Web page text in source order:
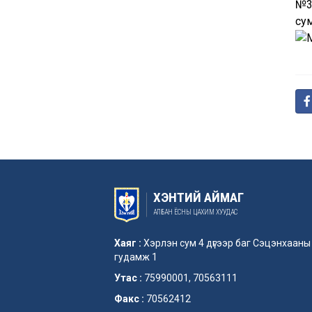
№3
ХЭНТИЙ АЙМАГ
АЛБАН ЁСНЫ ЦАХИМ ХУУДАС
Хаяг : Хэрлэн сум 4 дүгээр баг Сэцэнхааны
гудамж 1
Утас : 75990001, 70563111
Факс : 70562412